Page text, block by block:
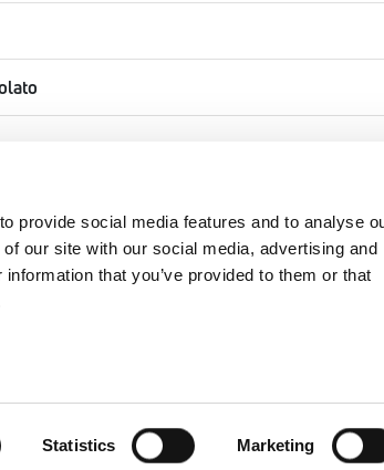
provide social media features and to analyse
our site with our social media, advertising and
that you’ve provided to them or that
Statistics Marketing